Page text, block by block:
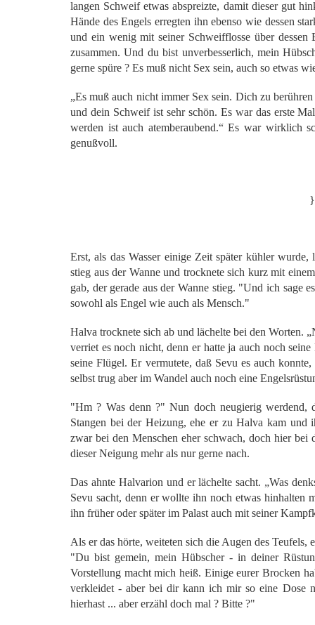
langen Schweif etwas abspreizte, damit dieser gut
Hände des Engels erregten ihn ebenso wie dessen
und ein wenig mit seiner Schweifflosse über
zusammen. Und du bist unverbesserlich, mein
gerne spüre ? Es muß nicht Sex sein, auch so etwas
„Es muß auch nicht immer Sex sein. Dich zu
und dein Schweif ist sehr schön. Es war das erste
werden ist auch atemberaubend.“ Es war wirklich
genußvoll.
Erst, als das Wasser einige Zeit später kühler
stieg aus der Wanne und trocknete sich kurz mit
gab, der gerade aus der Wanne stieg. "Und ich sage
sowohl als Engel wie auch als Mensch."
Halva trocknete sich ab und lächelte bei den Worten.
verriet es noch nicht, denn er hatte ja auch noch
seine Flügel. Er vermutete, daß Sevu es auch
selbst trug aber im Wandel auch noch eine
"Hm ? Was denn ?" Nun doch neugierig werdend,
Stangen bei der Heizung, ehe er zu Halva kam und
zwar bei den Menschen eher schwach, doch hier
dieser Neigung mehr als nur gerne nach.
Das ahnte Halvarion und er lächelte sacht. „Was
Sevu sacht, denn er wollte ihn noch etwas hinhalten
ihn früher oder später im Palast auch mit seiner
Als er das hörte, weiteten sich die Augen des Teufels,
"Du bist gemein, mein Hübscher - in deiner
Vorstellung macht mich heiß. Einige eurer Brocken
verkleidet - aber bei dir kann ich mir so eine Dose
hierhast ... aber erzähl doch mal ? Bitte ?"